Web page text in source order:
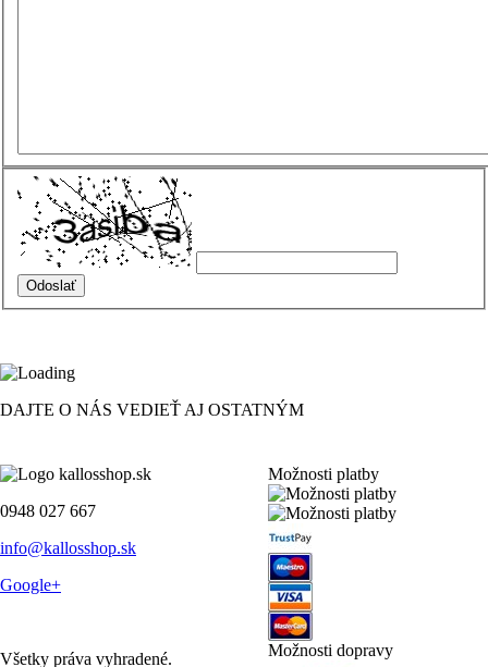
DAJTE O NÁS VEDIEŤ AJ OSTATNÝM
0948 027 667
info@kallosshop.sk
Google+
Všetky práva vyhradené.
Možnosti platby
Možnosti dopravy